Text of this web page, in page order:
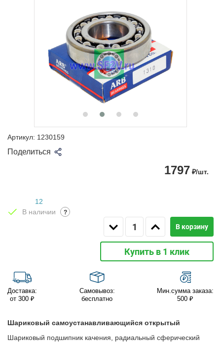
Артикул: 1230159
Поделиться
1797 ₽/шт.
12
В наличии
?
В корзину
Купить в 1 клик
Доставка:
от 300 ₽
Самовывоз:
бесплатно
Мин.сумма заказа:
500 ₽
Шариковый самоустанавливающийся открытый
Шариковый подшипник качения, радиальный сферический